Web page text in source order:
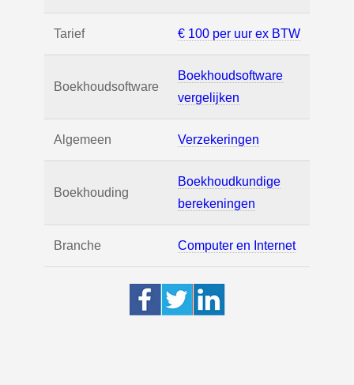
Tarief € 100 per uur ex BTW
Boekhoudsoftware
Boekhoudsoftware
vergelijken
Algemeen Verzekeringen
Boekhouding
Boekhoudkundige
berekeningen
Branche Computer en Internet